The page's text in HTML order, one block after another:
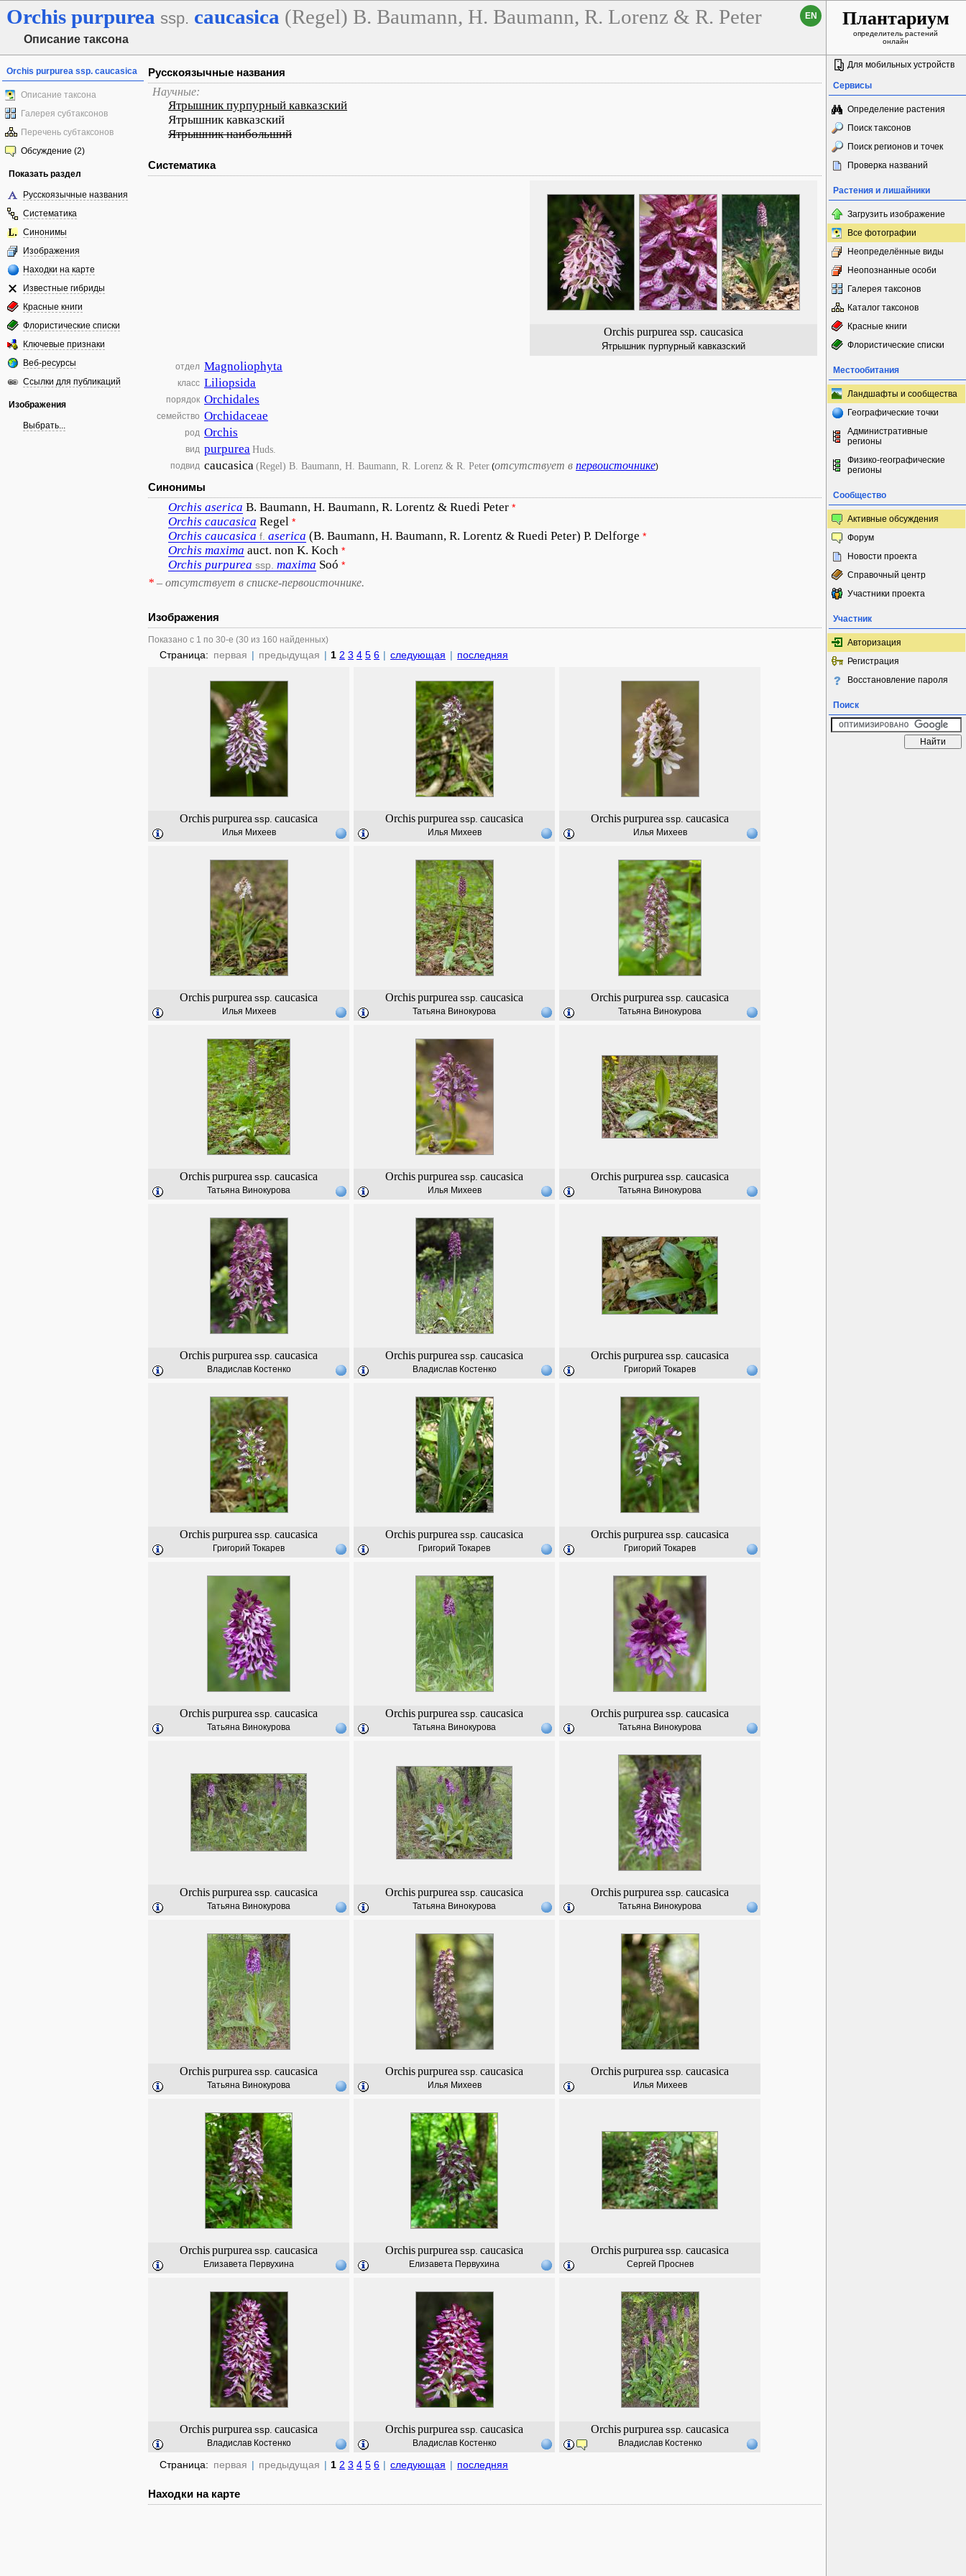
Orchis purpurea ssp. caucasica (Regel) B. Baumann, H. Baumann, R. Lorenz & R. Peter
Описание таксона
EN Плантариум
определитель растений
онлайн
Orchis purpurea ssp. caucasica
Описание таксона
Галерея субтаксонов
Перечень субтаксонов
Обсуждение (2)
Показать раздел
Русскоязычные названия
Систематика
Синонимы
Изображения
Находки на карте
Известные гибриды
Красные книги
Флористические списки
Ключевые признаки
Веб-ресурсы
Ссылки для публикаций
Изображения
Выбрать...
Русскоязычные названия
Научные:
Ятрышник пурпурный кавказский
Ятрышник кавказский
Ятрышник наибольший
Систематика
Orchis purpurea ssp. caucasica
Ятрышник пурпурный кавказский
отдел Magnoliophyta
класс Liliopsida
порядок Orchidales
семейство Orchidaceae
род Orchis
вид purpureaHuds.
подвид caucasica(Regel) B. Baumann, H. Baumann, R. Lorenz & R. Peter (отсутствует в первоисточнике)
Синонимы
Orchis aserica B. Baumann, H. Baumann, R. Lorentz & Ruedi Peter *
Orchis caucasica Regel *
Orchis caucasica f. aserica (B. Baumann, H. Baumann, R. Lorentz & Ruedi Peter) P. Delforge *
Orchis maxima auct. non K. Koch *
Orchis purpurea ssp. maxima Soó *
* – отсутствует в списке-первоисточнике.
Изображения
Показано с 1 по 30-е (30 из 160 найденных)
Страница: первая | предыдущая | 1 2 3 4 5 6 | следующая | последняя
Orchispurpurea ssp. caucasica
Илья Михеев
Orchispurpurea ssp. caucasica
Илья Михеев
Orchispurpurea ssp. caucasica
Илья Михеев
Orchispurpurea ssp. caucasica
Илья Михеев
Orchispurpurea ssp. caucasica
Татьяна Винокурова
Orchispurpurea ssp. caucasica
Татьяна Винокурова
Orchispurpurea ssp. caucasica
Татьяна Винокурова
Orchispurpurea ssp. caucasica
Илья Михеев
Orchispurpurea ssp. caucasica
Татьяна Винокурова
Orchispurpurea ssp. caucasica
Владислав Костенко
Orchispurpurea ssp. caucasica
Владислав Костенко
Orchispurpurea ssp. caucasica
Григорий Токарев
Orchispurpurea ssp. caucasica
Григорий Токарев
Orchispurpurea ssp. caucasica
Григорий Токарев
Orchispurpurea ssp. caucasica
Григорий Токарев
Orchispurpurea ssp. caucasica
Татьяна Винокурова
Orchispurpurea ssp. caucasica
Татьяна Винокурова
Orchispurpurea ssp. caucasica
Татьяна Винокурова
Orchispurpurea ssp. caucasica
Татьяна Винокурова
Orchispurpurea ssp. caucasica
Татьяна Винокурова
Orchispurpurea ssp. caucasica
Татьяна Винокурова
Orchispurpurea ssp. caucasica
Татьяна Винокурова
Orchispurpurea ssp. caucasica
Илья Михеев
Orchispurpurea ssp. caucasica
Илья Михеев
Orchispurpurea ssp. caucasica
Елизавета Первухина
Orchispurpurea ssp. caucasica
Елизавета Первухина
Orchispurpurea ssp. caucasica
Сергей Проснев
Orchispurpurea ssp. caucasica
Владислав Костенко
Orchispurpurea ssp. caucasica
Владислав Костенко
Orchispurpurea ssp. caucasica
Владислав Костенко
Страница: первая | предыдущая | 1 2 3 4 5 6 | следующая | последняя
Находки на карте
Для мобильных устройств
Сервисы
Определение растения
Поиск таксонов
Поиск регионов и точек
Проверка названий
Растения и лишайники
Загрузить изображение
Все фотографии
Неопределённые виды
Неопознанные особи
Галерея таксонов
Каталог таксонов
Красные книги
Флористические списки
Местообитания
Ландшафты и сообщества
Географические точки
Административные
регионы
Физико-географические
регионы
Сообщество
Активные обсуждения
Форум
Новости проекта
Справочный центр
Участники проекта
Участник
Авторизация
Регистрация
Восстановление пароля
Поиск